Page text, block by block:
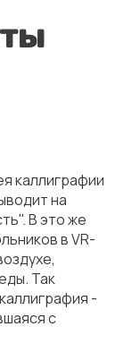
каллиграфии
на
В это же
в VR-
Так
-
с